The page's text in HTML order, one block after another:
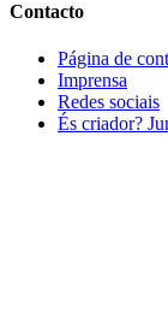
Contacto
Página de
Imprensa
Redes sociais
És criador?